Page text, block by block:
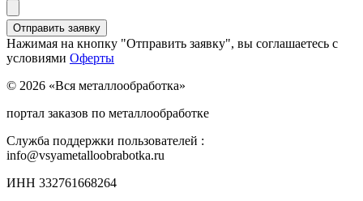
Нажимая на кнопку "Отправить заявку", вы соглашаетесь с
условиями Оферты
© 2026 «Вся металлообработка»
портал заказов по металлообработке
Служба поддержки пользователей :
info@vsyametalloobrabotka.ru
ИНН 332761668264